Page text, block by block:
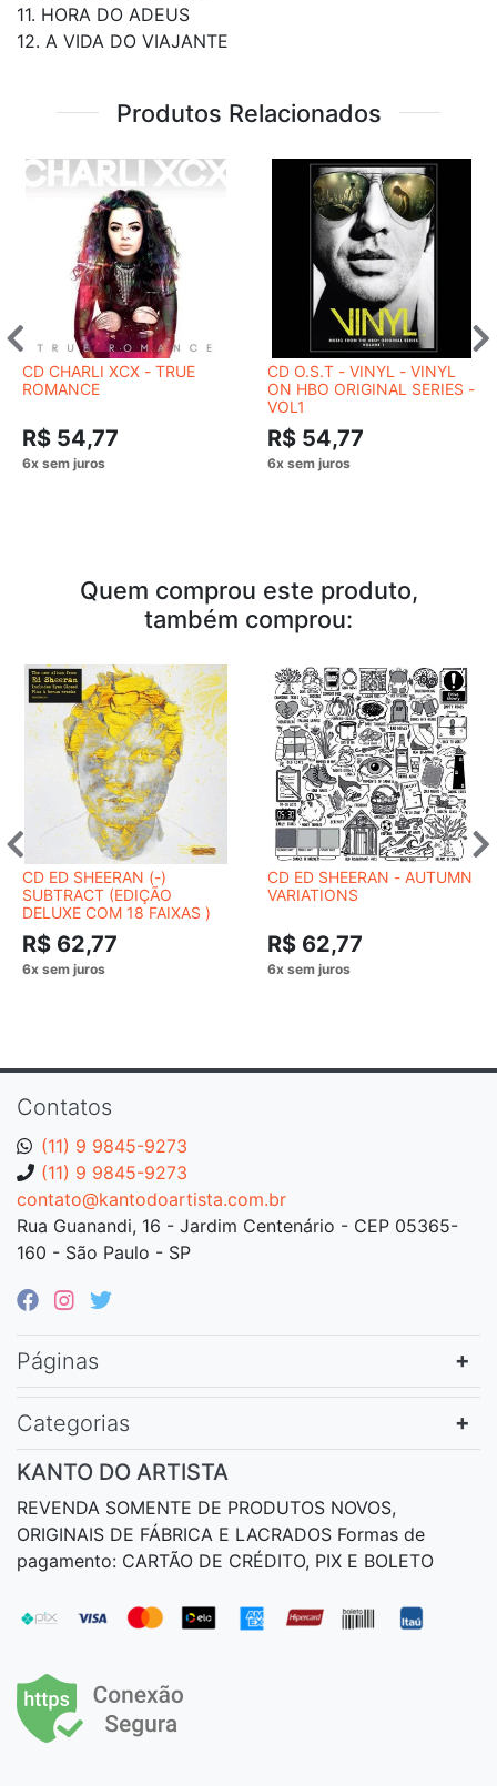
11. HORA DO ADEUS
12. A VIDA DO VIAJANTE
Produtos Relacionados
CD CHARLI XCX - TRUE
ROMANCE
R$ 54,77
CD O.S.T - VINYL - VINYL
ON HBO ORIGINAL SERIES -
VOL1
R$ 54,77
Quem comprou este produto,
também comprou:
CD ED SHEERAN (-)
SUBTRACT (EDIÇÃO
DELUXE COM 18 FAIXAS )
R$ 62,77
CD ED SHEERAN - AUTUMN
VARIATIONS
R$ 62,77
Contatos
(11) 9 9845-9273
(11) 9 9845-9273
contato@kantodoartista.com.br
Rua Guanandi, 16 - Jardim Centenário - CEP 05365-
160 - São Paulo - SP
Páginas
Categorias
KANTO DO ARTISTA
REVENDA SOMENTE DE PRODUTOS NOVOS,
ORIGINAIS DE FÁBRICA E LACRADOS Formas de
pagamento: CARTÃO DE CRÉDITO, PIX E BOLETO